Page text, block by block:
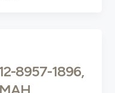
8957-1896,